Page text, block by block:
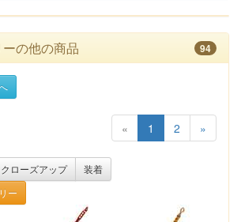
の他の商品 94
« 1 2 »
クローズアップ
装着
ー